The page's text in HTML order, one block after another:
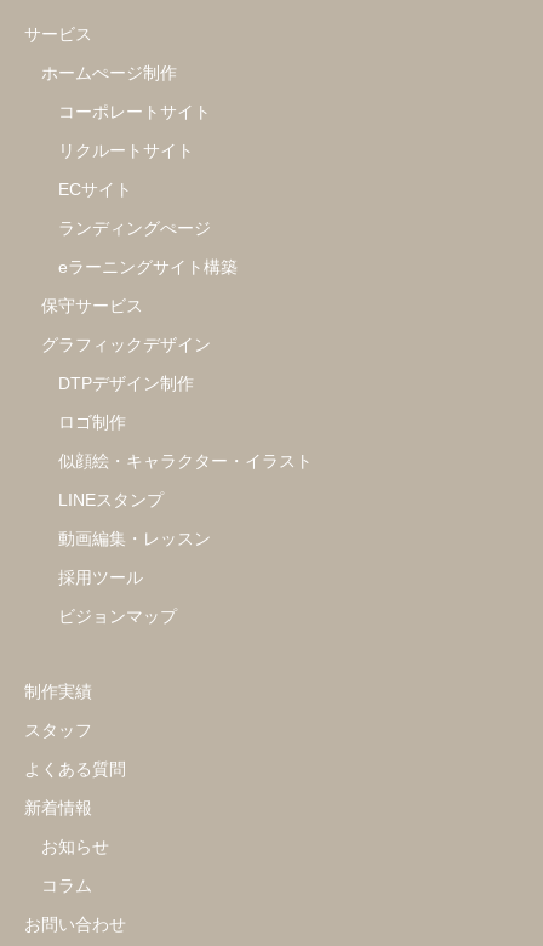
サービス
ホームぺージ制作
コーポレートサイト
リクルートサイト
ECサイト
ランディングぺージ
eラーニングサイト構築
保守サービス
グラフィックデザイン
DTPデザイン制作
ロゴ制作
似顔絵・キャラクター・イラスト
LINEスタンプ
動画編集・レッスン
採用ツール
ビジョンマップ
制作実績
スタッフ
よくある質問
新着情報
お知らせ
コラム
お問い合わせ